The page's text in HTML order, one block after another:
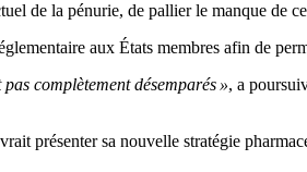
de la pénurie, de pallier le manque de
aux États membres afin de
complètement désemparés », a
présenter sa nouvelle stratégie